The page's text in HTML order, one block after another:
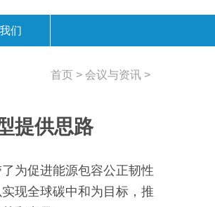
们
首页 > 会议与资讯 >
提供思路
为促进能源包容公正韧性
现全球碳中和为目标，推